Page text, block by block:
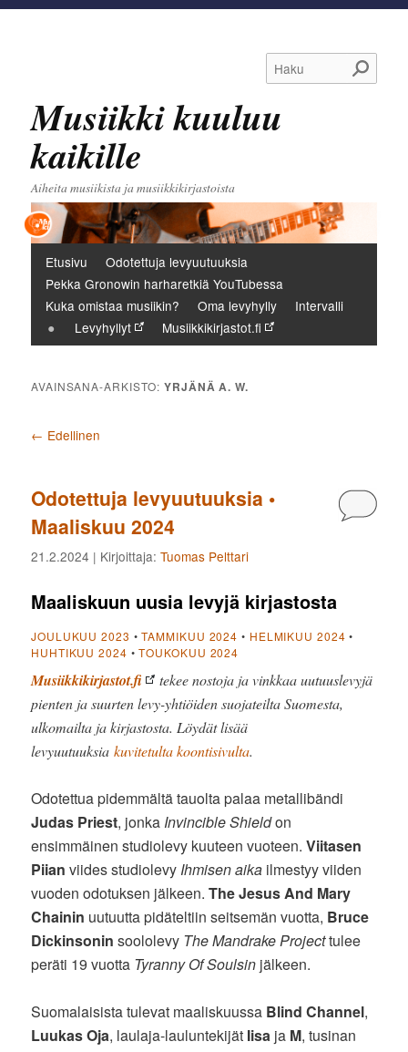
Haku
Musiikki kuuluu
kaikille
Aiheita musiikista ja musiikkikirjastoista
Päävalikko
Etusivu
Odotettuja levyuutuuksia
Pekka Gronowin harharetkiä YouTubessa
Kuka omistaa musiikin?
Oma levyhylly
Intervalli
Levyhyllyt
Musiikkikirjastot.fi
AVAINSANA-ARKISTO:YRJÄNÄ A. W.
Artikkelien selaus
← Edellinen
Odotettuja levyuutuuksia •
Maaliskuu 2024
21.2.2024 | Kirjoittaja:Tuomas Pelttari
Maaliskuun uusia levyjä kirjastosta
JOULUKUU 2023 •TAMMIKUU 2024 • HELMIKUU 2024 •
HUHTIKUU 2024 •TOUKOKUU 2024
Musiikkikirjastot.fi
tekee nostoja ja vinkkaa uutuuslevyjä
pienten ja suurten levy-yhtiöiden suojateilta Suomesta,
ulkomailta ja kirjastosta. Löydät lisää
levyuutuuksiakuvitetulta koontisivulta.
Odotettua pidemmältä tauolta palaa metallibändi
Judas Priest, jonka Invincible Shieldon
ensimmäinen studiolevy kuuteen vuoteen.Viitasen
Piian viides studiolevy Ihmisen aika ilmestyy viiden
vuoden odotuksen jälkeen.The Jesus And Mary
Chainin uutuutta pidäteltiin seitsemän vuotta, Bruce
Dickinsonin soololevy The Mandrake Projecttulee
peräti 19 vuotta Tyranny Of Soulsin jälkeen.
Suomalaisista tulevat maaliskuussa Blind Channel,
Luukas Oja, laulaja-lauluntekijät Iisa ja M, tusinan